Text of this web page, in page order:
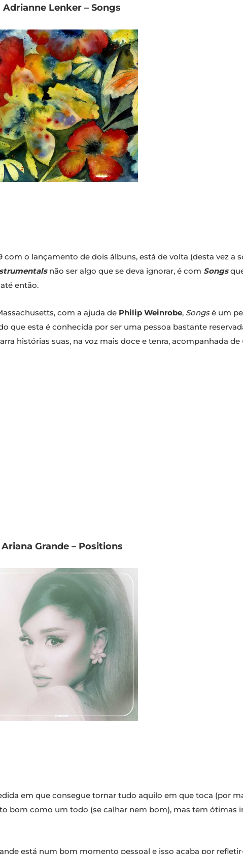
Adrianne Lenker – Songs
com o lançamento de dois álbuns, está de volta (desta vez a
não ser algo que se deva ignorar, é com Songs
então.
com a ajuda de Philip Weinrobe, Songsé um
que esta é conhecida por ser uma pessoa bastante
histórias suas, na voz mais doce e tenra, acompanhada
Ariana Grande – Positions
em que consegue tornar tudo aquilo em que toca (por
bom como um todo (se calhar nem bom), mas tem ótimas
está num bom momento pessoal e isso acaba por